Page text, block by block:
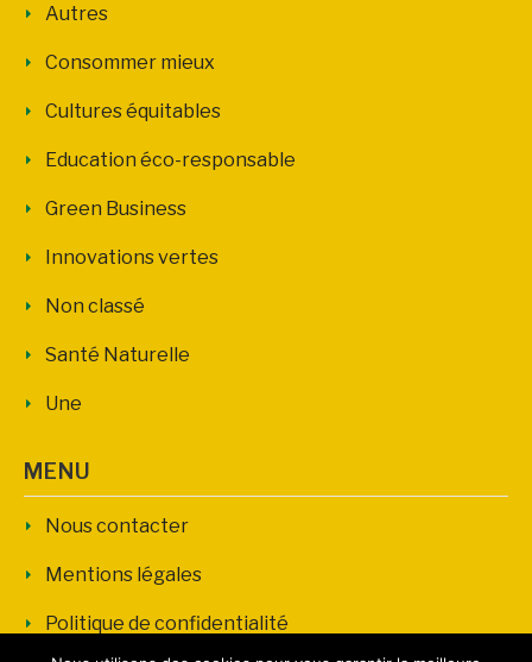
Autres
Consommer mieux
Cultures équitables
Education éco-responsable
Green Business
Innovations vertes
Non classé
Santé Naturelle
Une
MENU
Nous contacter
Mentions légales
Politique de confidentialité